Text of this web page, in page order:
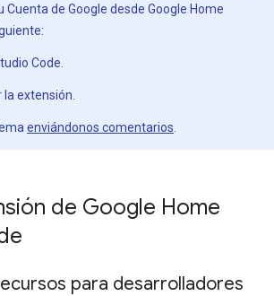
Cuenta de Google desde Google Home
Code.
extensión.
enviándonos comentarios
de Google Home
para desarrolladores